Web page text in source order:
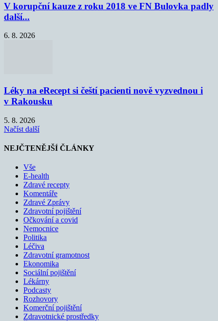
V korupční kauze z roku 2018 ve FN Bulovka padly
další...
6. 8. 2026
Léky na eRecept si čeští pacienti nově vyzvednou i
v Rakousku
5. 8. 2026
Načíst další
NEJČTENĚJŠÍ ČLÁNKY
Vše
E-health
Zdravé recepty
Komentáře
Zdravé Zprávy
Zdravotní pojištění
Očkování a covid
Nemocnice
Politika
Léčiva
Zdravotní gramotnost
Ekonomika
Sociální pojištění
Lékárny
Podcasty
Rozhovory
Komerční pojištění
Zdravotnické prostředky